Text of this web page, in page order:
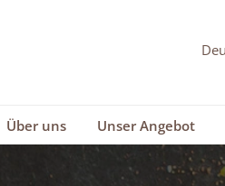
Über uns Unser Angebot